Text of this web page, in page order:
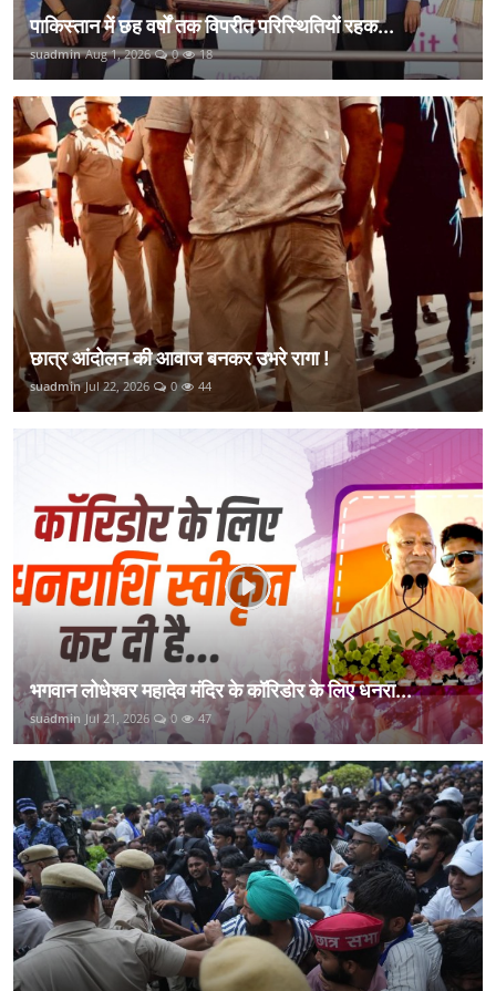
पाकिस्तान में छह वर्षों तक विपरीत परिस्थितियों रहक...
suadmin Aug 1, 2026 0 18
छात्र आंदोलन की आवाज बनकर उभरे रागा !
suadmin Jul 22, 2026 0 44
भगवान लोधेश्वर महादेव मंदिर के कॉरिडोर के लिए धनरा...
suadmin Jul 21, 2026 0 47